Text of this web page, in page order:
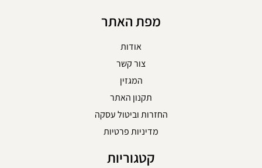
מפת האתר
אודות
צור קשר
המגזין
תקנון האתר
החזרות וביטול עסקה
מדיניות פרטיות
קטגוריות